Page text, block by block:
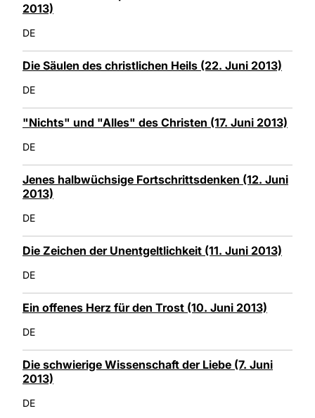
2013)
DE
Die Säulen des christlichen Heils (22. Juni 2013)
DE
"Nichts" und "Alles" des Christen (17. Juni 2013)
DE
Jenes halbwüchsige Fortschrittsdenken (12. Juni
2013)
DE
Die Zeichen der Unentgeltlichkeit (11. Juni 2013)
DE
Ein offenes Herz für den Trost (10. Juni 2013)
DE
Die schwierige Wissenschaft der Liebe (7. Juni
2013)
DE